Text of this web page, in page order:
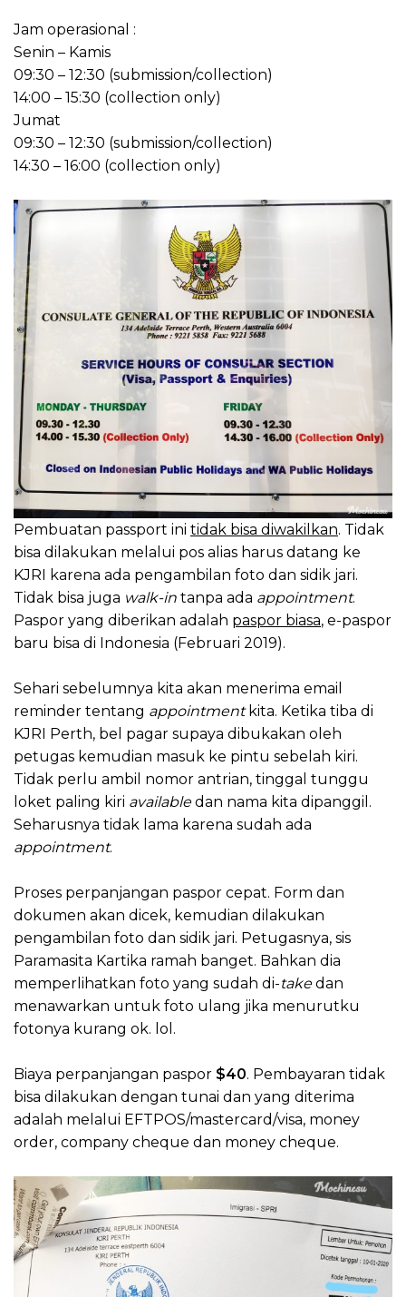
Jam operasional :
Senin – Kamis
09:30 – 12:30 (submission/collection)
14:00 – 15:30 (collection only)
Jumat
09:30 – 12:30 (submission/collection)
14:30 – 16:00 (collection only)
Pembuatan passport ini tidak bisa diwakilkan. Tidak
bisa dilakukan melalui pos alias harus datang ke
KJRI karena ada pengambilan foto dan sidik jari.
Tidak bisa juga walk-in tanpa ada appointment.
Paspor yang diberikan adalah paspor biasa, e-paspor
baru bisa di Indonesia (Februari 2019).
Sehari sebelumnya kita akan menerima email
reminder tentang appointmentkita. Ketika tiba di
KJRI Perth, bel pagar supaya dibukakan oleh
petugas kemudian masuk ke pintu sebelah kiri.
Tidak perlu ambil nomor antrian, tinggal tunggu
loket paling kiri availabledan nama kita dipanggil.
Seharusnya tidak lama karena sudah ada
appointment.
Proses perpanjangan paspor cepat. Form dan
dokumen akan dicek, kemudian dilakukan
pengambilan foto dan sidik jari. Petugasnya, sis
Paramasita Kartika ramah banget. Bahkan dia
memperlihatkan foto yang sudah di-takedan
menawarkan untuk foto ulang jika menurutku
fotonya kurang ok. lol.
Biaya perpanjangan paspor $40. Pembayaran tidak
bisa dilakukan dengan tunai dan yang diterima
adalah melalui EFTPOS/mastercard/visa, money
order, company cheque dan money cheque.